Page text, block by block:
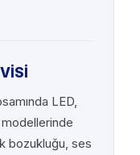
LED,
bozukluğu, ses